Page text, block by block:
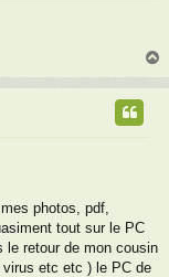
a
u
photos, pdf,
tout sur le PC
le retour de mon cousin
virus etc etc ) le PC de